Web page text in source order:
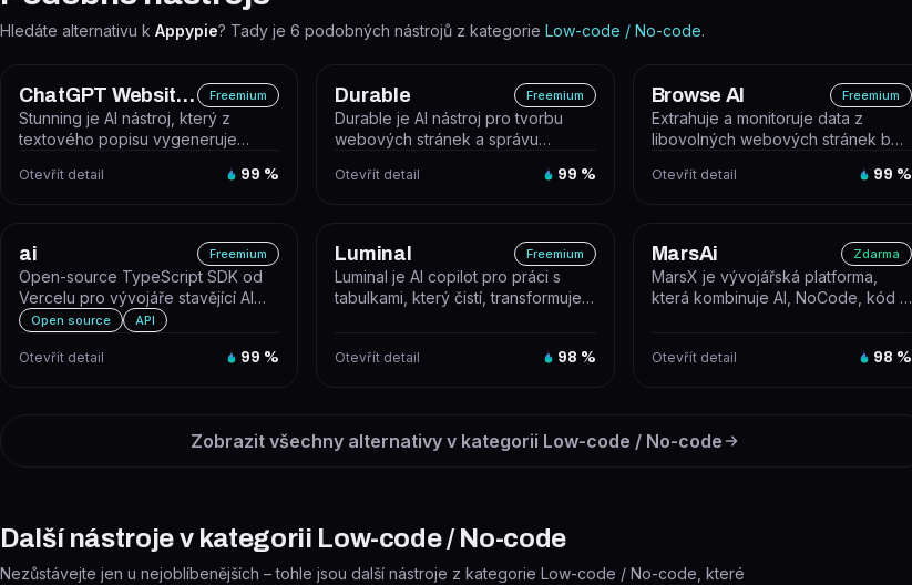
Hledáte alternativu k Appypie? Tady je 6 podobných nástrojů z kategorie Low-code / No-code.
ChatGPT Website Builder Freemium
Stunning je AI nástroj, který z
textového popisu vygeneruje
web be...
Otevřít detail 99 %
Durable Freemium
Durable je AI nástroj pro tvorbu
webových stránek a správu
vygeneruje we...
Otevřít detail 99 %
Browse AI Freemium
Extrahuje a monitoruje data z
libovolných webových stránek bez
promě...
Otevřít detail 99 %
ai Freemium
Open-source TypeScript SDK od
Vercelu pro vývojáře stavějící AI
aplikace a agenty s React, Next....
Open source API
Otevřít detail 99 %
Luminal Freemium
Luminal je AI copilot pro práci s
tabulkami, který čistí, transformuje a
Otevřít detail 98 %
MarsAi Zdarma
MarsX je vývojářská platforma,
která kombinuje AI, NoCode, kód a
Otevřít detail 98 %
Zobrazit všechny alternativy v kategorii Low-code / No-code
Další nástroje v kategorii Low-code / No-code
Nezůstávejte jen u nejoblíbenějších – tohle jsou další nástroje z kategorie Low-code / No-code, které